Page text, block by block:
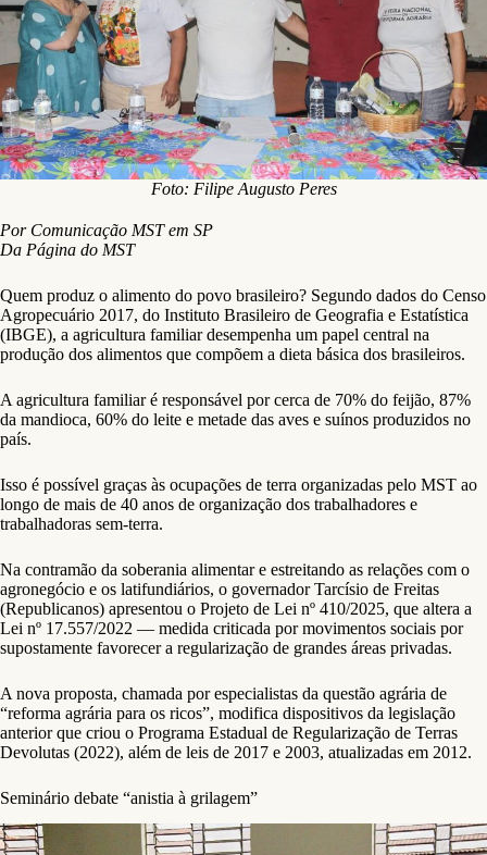
Foto: Filipe Augusto Peres
Por Comunicação MST em SP
Da Página do MST
Quem produz o alimento do povo brasileiro? Segundo dados do Censo
Agropecuário 2017, do Instituto Brasileiro de Geografia e Estatística
(IBGE), a agricultura familiar desempenha um papel central na
produção dos alimentos que compõem a dieta básica dos brasileiros.
A agricultura familiar é responsável por cerca de 70% do feijão, 87%
da mandioca, 60% do leite e metade das aves e suínos produzidos no
país.
Isso é possível graças às ocupações de terra organizadas pelo MST ao
longo de mais de 40 anos de organização dos trabalhadores e
trabalhadoras sem-terra.
Na contramão da soberania alimentar e estreitando as relações com o
agronegócio e os latifundiários, o governador Tarcísio de Freitas
(Republicanos) apresentou o Projeto de Lei nº 410/2025, que altera a
Lei nº 17.557/2022 — medida criticada por movimentos sociais por
supostamente favorecer a regularização de grandes áreas privadas.
A nova proposta, chamada por especialistas da questão agrária de
“reforma agrária para os ricos”, modifica dispositivos da legislação
anterior que criou o Programa Estadual de Regularização de Terras
Devolutas (2022), além de leis de 2017 e 2003, atualizadas em 2012.
Seminário debate “anistia à grilagem”